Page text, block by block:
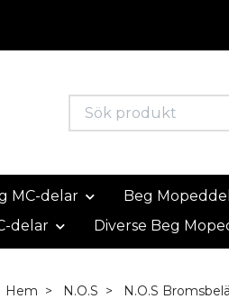
MC-delar Beg
delar
Diverse Beg
Hem N.O.S N.O.S